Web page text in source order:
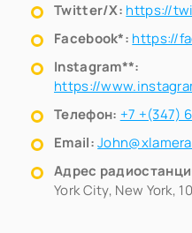
Twitter/X: https://
Facebook*: https://
Instagram**:
https://
Телефон: +7 +(347)
Email:
Адрес
York City, New York,